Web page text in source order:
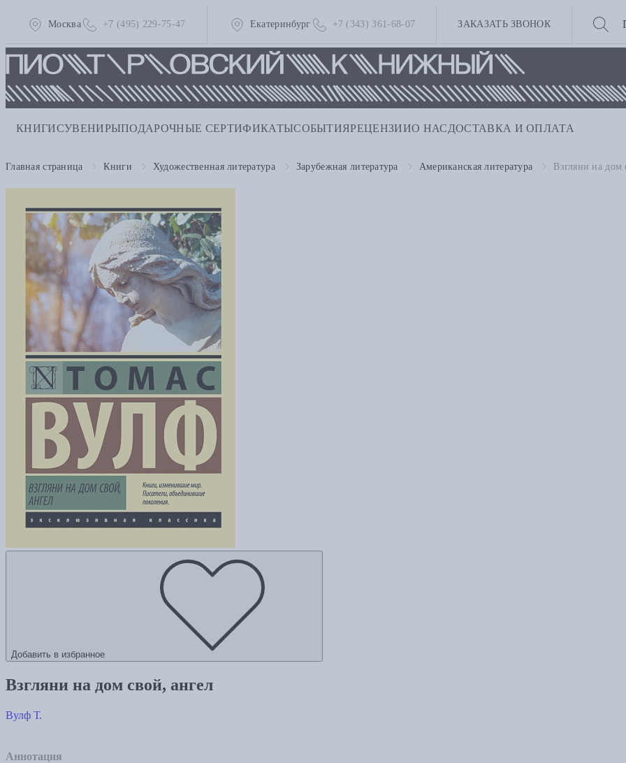
Москва +7 (495) 229-75-47 Екатеринбург +7 (343) 361-68-07 ЗАКАЗАТЬ ЗВОНОК
КНИГИСУВЕНИРЫПОДАРОЧНЫЕ СЕРТИФИКАТЫСОБЫТИЯРЕЦЕНЗИИО НАС ДОСТАВКА И ОПЛАТА
Главная страница Книги Художественная литература Зарубежная литература Американская литература Взгляни на дом
Добавить в избранное
Взгляни на дом свой, ангел
Вулф Т.
Аннотация